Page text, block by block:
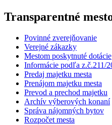
Transparentné
Povinné zverejňovanie
Verejné zákazky
Mestom poskytnuté dotácie
Informácie podľa z.č.211/
Predaj majetku mesta
Prenájom majetku mesta
Prevod a prechod majetku
Archív výberových konaní
Správa nájomných bytov
Rozpočet mesta